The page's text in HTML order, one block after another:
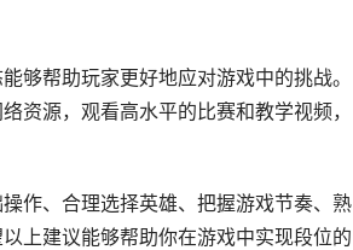
够帮助玩家更好地应对游戏中的挑战。
资源，观看高水平的比赛和教学视频，
作、合理选择英雄、把握游戏节奏、熟
上建议能够帮助你在游戏中实现段位的